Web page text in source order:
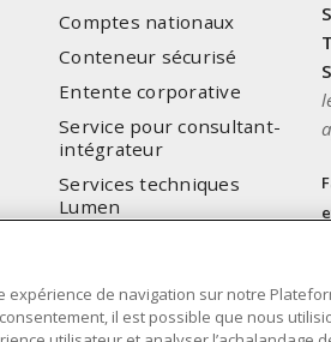
Comptes nationaux
Conteneur sécurisé
Entente corporative
Service pour consultant-
intégrateur
Services techniques
Lumen
de navigation sur notre
il est possible que nous